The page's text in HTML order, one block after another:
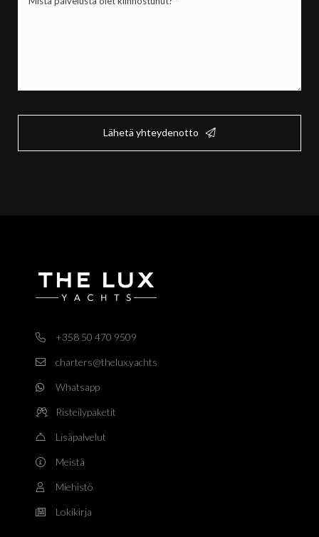
palvelusta
Lähetä yhteydenotto
+358 50 470 9509
charters@thelux.yachts
Whatsapp
Risteilypaketit
Lisäpalvelut
Meistä
Miehistö
Lokikirja